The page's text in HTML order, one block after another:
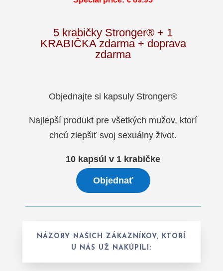
5 krabičky Stronger® + 1
KRABIČKA zdarma + doprava
zdarma
Objednajte si kapsuly Stronger®
Najlepší produkt pre všetkých mužov, ktorí
chcú zlepšiť svoj sexuálny život.
10 kapsúl v 1 krabičke
Objednať
NÁZORY NAŠICH ZÁKAZNÍKOV, KTORÍ
U NÁS UŽ NAKÚPILI: